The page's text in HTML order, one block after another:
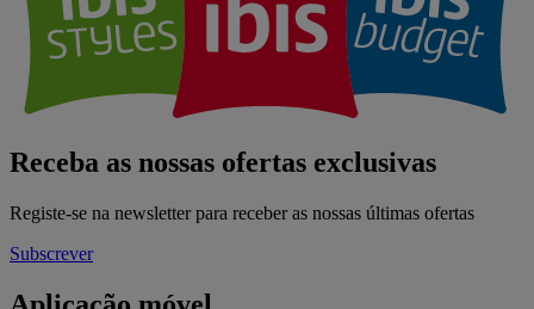
Receba as nossas ofertas exclusivas
Registe-se na newsletter para receber as nossas últimas ofertas
Subscrever